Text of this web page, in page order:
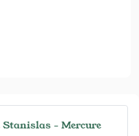
Stanislas - Mercure